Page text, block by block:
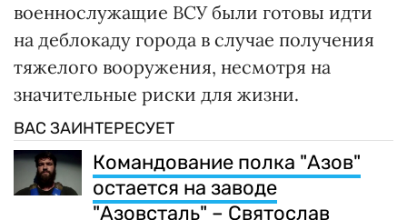
военнослужащие ВСУ были готовы идти
на деблокаду города в случае получения
тяжелого вооружения, несмотря на
значительные риски для жизни.
ВАС ЗАИНТЕРЕСУЕТ
Командование полка "Азов"
остается на заводе
"Азовсталь" – Святослав